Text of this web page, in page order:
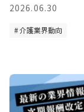
2026.06.30
介護業界動向